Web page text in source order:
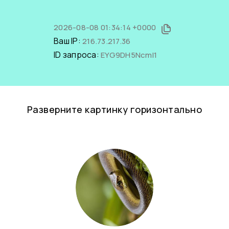
2026-08-08 01:34:14 +0000
Ваш IP: 216.73.217.36
ID запроса: EYG9DH5NcmI1
Разверните картинку горизонтально